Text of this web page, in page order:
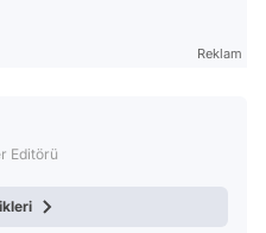
Reklam
Editörü